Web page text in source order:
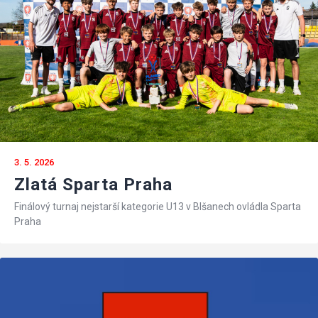
3. 5. 2026
Zlatá Sparta Praha
Finálový turnaj nejstarší kategorie U13 v Blšanech ovládla Sparta
Praha